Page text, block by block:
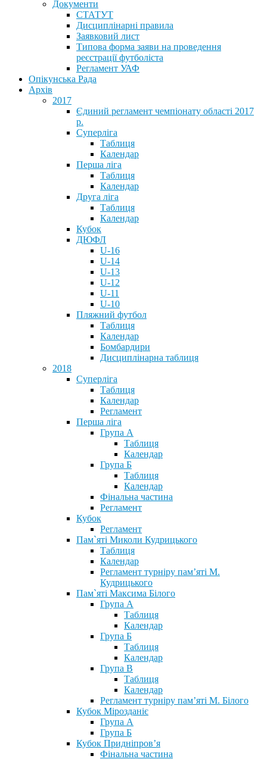
Документи
СТАТУТ
Дисциплінарні правила
Заявковий лист
Типова форма заяви на проведення
реєстрації футболіста
Регламент УАФ
Опікунська Рада
Архів
2017
Єдиний регламент чемпіонату області 2017
р.
Суперліга
Таблиця
Календар
Перша ліга
Таблиця
Календар
Друга ліга
Таблиця
Календар
Кубок
ДЮФЛ
U-16
U-14
U-13
U-12
U-11
U-10
Пляжний футбол
Таблиця
Календар
Бомбардири
Дисциплінарна таблиця
2018
Суперліга
Таблиця
Календар
Регламент
Перша ліга
Група А
Таблиця
Календар
Група Б
Таблиця
Календар
Фінальна частина
Регламент
Кубок
Регламент
Пам`яті Миколи Кудрицького
Таблиця
Календар
Регламент турніру пам’яті М.
Кудрицького
Пам`яті Максима Білого
Група А
Таблиця
Календар
Група Б
Таблиця
Календар
Група В
Таблиця
Календар
Регламент турніру пам’яті М. Білого
Кубок Мірозданіє
Група А
Група Б
Кубок Придніпров’я
Фінальна частина